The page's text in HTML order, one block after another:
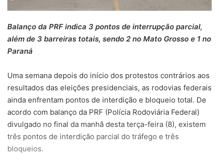
Balanço da PRF indica 3 pontos de interrupção parcial,
além de 3 barreiras totais, sendo 2 no Mato Grosso e 1 no
Paraná
Uma semana depois do início dos protestos contrários aos
resultados das eleições presidenciais, as rodovias federais
ainda enfrentam pontos de interdição e bloqueio total. De
acordo com balanço da PRF (Polícia Rodoviária Federal)
divulgado no final da manhã desta terça-feira (8), existem
três pontos de interdição parcial do tráfego e três
bloqueios.